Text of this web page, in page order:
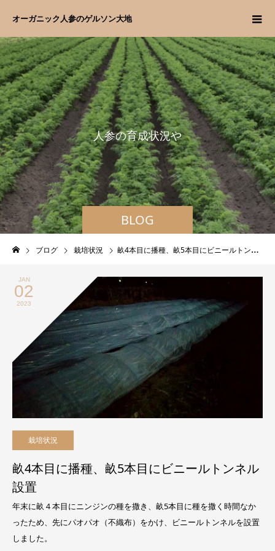
オーガニック人参のゲルソン大地
BLOG
人参の育成状況や
日
ブログ 栽培状況 畝4本目に播種、畝5本目にビニールトンネル設置
JAN
02
2023
栽培状況
畝4本目に播種、畝5本目にビニールトンネル
設置
年末に畝４本目にニンジンの種を撒き、畝5本目に種を撒く時間なか
ったため、先にパオパオ（不織布）をかけ、ビニールトンネルを設置
しました。